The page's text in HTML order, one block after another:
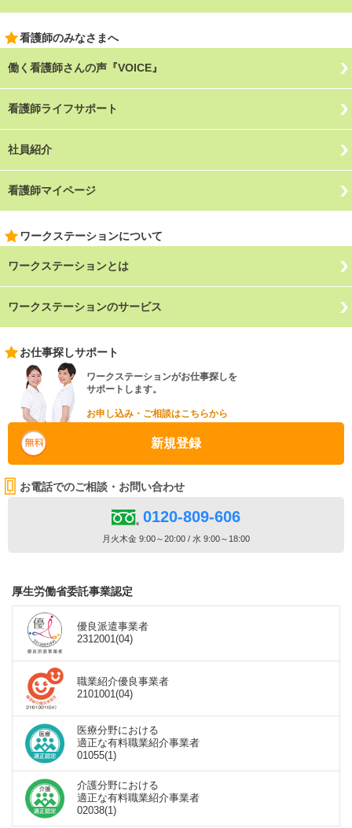
看護師のみなさまへ
働く看護師さんの声『VOICE』
看護師ライフサポート
社員紹介
看護師マイページ
ワークステーションについて
ワークステーションとは
ワークステーションのサービス
お仕事探しサポート
ワークステーションがお仕事探しを
サポートします。
お申し込み・ご相談はこちらから
新規登録
お電話でのご相談・お問い合わせ
0120-809-606
月火木金 9:00～20:00 / 水 9:00～18:00
厚生労働省委託事業認定
優良派遣事業者
2312001(04)
職業紹介優良事業者
2101001(04)
医療分野における
適正な有料職業紹介事業者
01055(1)
介護分野における
適正な有料職業紹介事業者
02038(1)